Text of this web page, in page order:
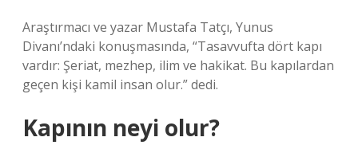
Araştırmacı ve yazar Mustafa Tatçı, Yunus
Divanı’ndaki konuşmasında, “Tasavvufta dört kapı
vardır: Şeriat, mezhep, ilim ve hakikat. Bu kapılardan
geçen kişi kamil insan olur.” dedi.
Kapının neyi olur?